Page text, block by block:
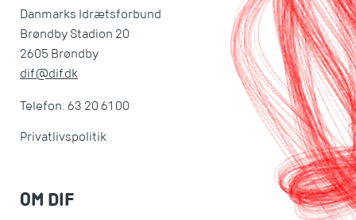
Danmarks Idrætsforbund
Brøndby Stadion 20
2605 Brøndby
dif@dif.dk
Telefon: 63 20 61 00
Privatlivspolitik
OM DIF